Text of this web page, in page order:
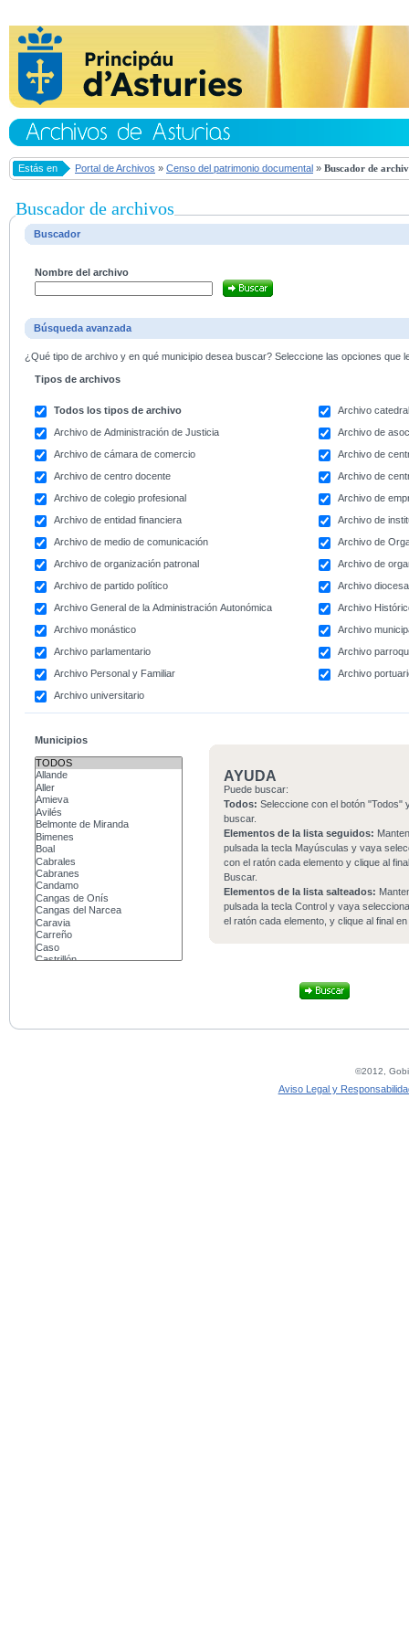
Estás en Portal de Archivos » Censo del patrimonio documental » Buscador de
Buscador de archivos
Buscador
Nombre del archivo
Búsqueda avanzada
¿Qué tipo de archivo y en qué municipio desea buscar? Seleccione las opciones que
Tipos de archivos
Todos los tipos de archivo
Archivo
Archivo de Administración de Justicia
Archivo de
Archivo de cámara de comercio
Archivo de
Archivo de centro docente
Archivo de
Archivo de colegio profesional
Archivo de
Archivo de entidad financiera
Archivo de
Archivo de medio de comunicación
Archivo de
Archivo de organización patronal
Archivo de
Archivo de partido político
Archivo
Archivo General de la Administración Autonómica
Archivo
Archivo monástico
Archivo
Archivo parlamentario
Archivo
Archivo Personal y Familiar
Archivo
Archivo universitario
Municipios
AYUDA
Puede buscar:
Todos: Seleccione con el botón "Todos"
buscar.
Elementos de la lista seguidos:
pulsada la tecla Mayúsculas y vaya
con el ratón cada elemento y clique al
Buscar.
Elementos de la lista salteados:
pulsada la tecla Control y vaya
el ratón cada elemento, y clique al final
©2012,
Aviso Legal y